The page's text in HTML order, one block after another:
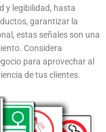
y legibilidad, hasta
garantizar la
estas señales son una
Considera
para aprovechar al
de tus clientes.